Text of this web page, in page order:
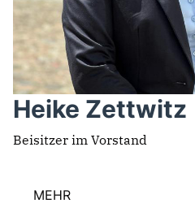
Heike Zettwitz
Beisitzer im Vorstand
MEHR